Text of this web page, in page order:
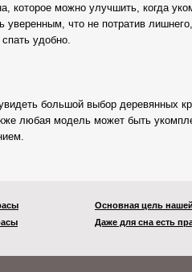
которое можно улучшить, когда
что не потратив
удобно.
большой выбор деревянных
любая модель может быть
Основная цель
Даже для сна есть